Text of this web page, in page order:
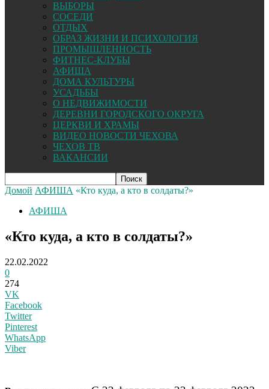
ВЫБОРЫ
СОСЕДИ
ОТДЫХ
ОБРАЗ ЖИЗНИ И ПСИХОЛОГИЯ
ПРОМЫШЛЕННОСТЬ
ФИТНЕС-КЛУБЫ
АФИША
ДОМА КУЛЬТУРЫ
УСАДЬБЫ
О НЕДВИЖИМОСТИ
ДЕРЕВНИ ГОРОДСКОГО ОКРУГА
ЦЕРКВИ И ХРАМЫ
ВИДЕО НОВОСТИ ЧЕХОВА
ЧЕХОВ ТВ
ВАКАНСИИ
Домой АФИША «Кто куда, а кто в солдаты?»
АФИША
«Кто куда, а кто в солдаты?»
22.02.2022
0
274
VK
Facebook
Twitter
Pinterest
WhatsApp
Viber